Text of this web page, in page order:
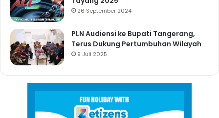
26 September 2024
PLN Audiensi ke Bupati Tangerang,
Terus Dukung Pertumbuhan Wilayah
9 Juli 2025